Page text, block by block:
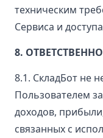
техническим
Сервиса и
8.
8.1. СкладБот не
Пользователем
доходов,
связанных с